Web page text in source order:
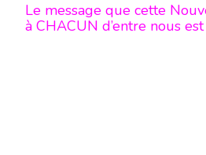
Le message que cette
à CHACUN d’entre nous est